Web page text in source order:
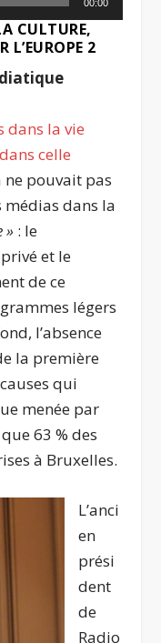
00:00
CULTURE,
L’EUROPE 2
dans la vie
celle
ne pouvait pas
médias dans la
» : le
et le
de ce
légers
l’absence
la première
qui
menée par
63 % des
à Bruxelles.
L’anci
en
prési
dent
de
Radio